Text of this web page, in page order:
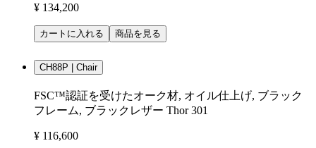
¥ 134,200
カートに入れる 商品を見る
CH88P | Chair
FSC™認証を受けたオーク材, オイル仕上げ, ブラック
フレーム, ブラックレザー Thor 301
¥ 116,600